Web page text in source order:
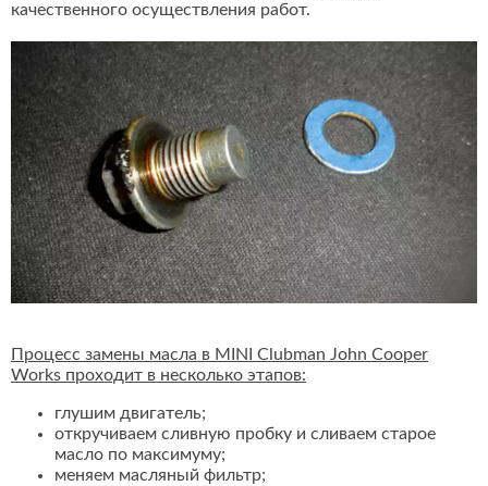
качественного осуществления работ.
Процесс замены масла в MINI Clubman John Cooper
Works проходит в несколько этапов:
глушим двигатель;
откручиваем сливную пробку и сливаем старое
масло по максимуму;
меняем масляный фильтр;